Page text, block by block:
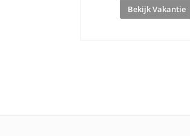
Bekijk Vakantie